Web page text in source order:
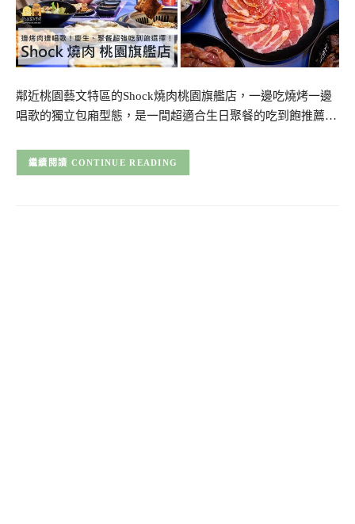
鄰近桃園藝文特區的Shock燒肉桃園旗艦店，一邊吃燒烤一邊
唱歌的獨立包廂型態，是一間超適合生日聚餐的吃到飽推薦…
CONTINUE READING